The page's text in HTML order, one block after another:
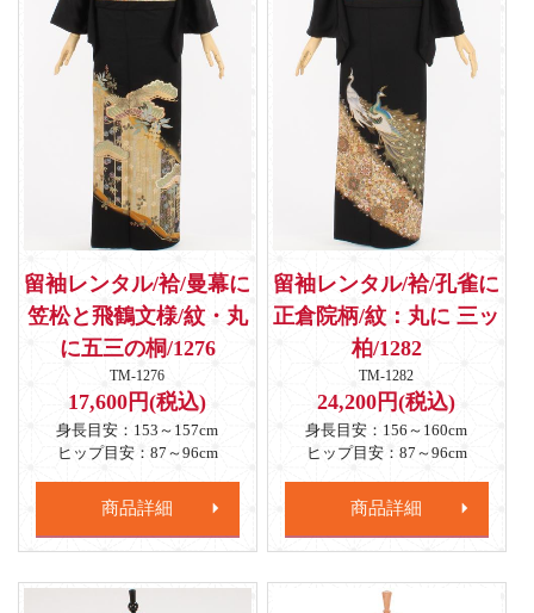
留袖レンタル/袷/曼幕に
笠松と飛鶴文様/紋・丸
に五三の桐/1276
TM-1276
17,600円(税込)
身長目安：153～157cm
ヒップ目安：87～96cm
商品詳細
留袖レンタル/袷/孔雀に
正倉院柄/紋：丸に 三ッ
柏/1282
TM-1282
24,200円(税込)
身長目安：156～160cm
ヒップ目安：87～96cm
商品詳細